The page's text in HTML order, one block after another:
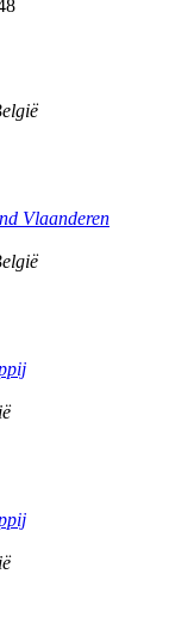
Vlaanderen